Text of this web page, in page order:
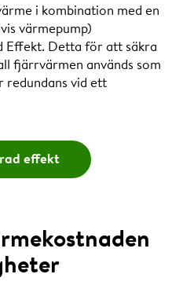
för april var 25 MWh, de
81 kW respektive 77
80 kW
i kombination med en
värmepump)
Effekt. Detta för att säkra
fjärrvärmen används som
redundans vid ett
effekt